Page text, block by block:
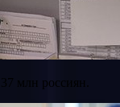
млн россиян.